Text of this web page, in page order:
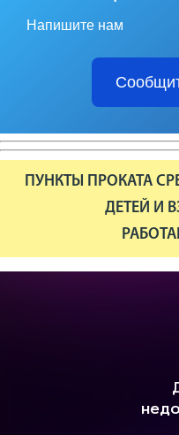
Напишите нам
ПУНКТЫ ПРОКАТА
ДЕТЕЙ И